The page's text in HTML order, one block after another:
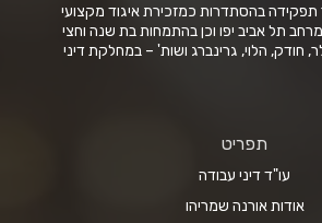
תפקידה בהסתדרות כמזכירת איגוד מקצועי
תל אביב יפו וכן בהתמחות בת שנה וחצי
חודק, הלוי, גרינברג ושות' – במחלקת דיני
תפריט
עו"ד דיני עבודה
אודות אורנה שמריהו